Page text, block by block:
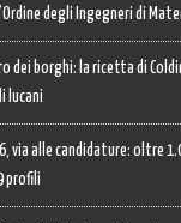
degli Ingegneri di
dei borghi: la ricetta di
lucani
via alle candidature: oltre
profili